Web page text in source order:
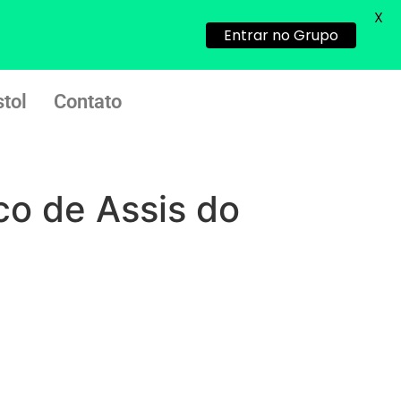
Contato
de Assis do
Entrar no Grupo
X
em http://www.proaborto.com)
Entao q seja
quem já tomou os remédio se
depois que para de menstruar